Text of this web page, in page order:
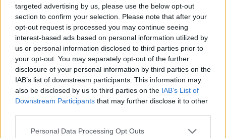
targeted advertising by us, please use the below opt-out
section to confirm your selection. Please note that after your
opt-out request is processed you may continue seeing
interest-based ads based on personal information utilized by
us or personal information disclosed to third parties prior to
your opt-out. You may separately opt-out of the further
disclosure of your personal information by third parties on the
IAB’s list of downstream participants. This information may
also be disclosed by us to third parties on the IAB’s List of
Downstream Participants that may further disclose it to other
Personal Data Processing Opt Outs
VIDEO. Monstrul a mințit-o pe Alexandra: nu s-
a dus la farmacie, ci la Craiova. A luat o cartelă
și a sunat-o pe mama fetei